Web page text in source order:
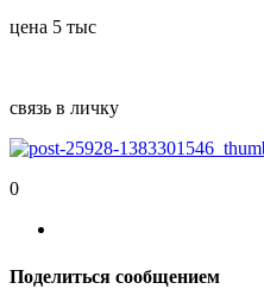
цена 5 тыс
связь в личку
0
Поделиться сообщением